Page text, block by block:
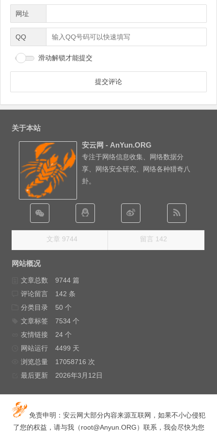
网址
QQ
滑动解锁才能提交
关于本站
安云网 - AnYun.ORG
专注于网络信息收集、网络数据分
享、网络安全研究、网络各种猎奇八
卦。
文章 9744 留言 142
网站概况
文章总数
9744 篇
评论留言
142 条
分类目录
50 个
文章标签
7534 个
友情链接
24 个
网站运行
4499 天
浏览总量
17058716 次
最后更新
2026年3月12日
免责申明：安云网大部分内容来源互联网，如果不小心侵犯
了您的权益，请与我（root@Anyun.ORG）联系，我会尽快为您